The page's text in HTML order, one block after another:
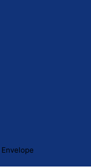
Envelope